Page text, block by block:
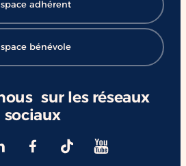
sur les réseaux
sociaux
adhérent
bénévole